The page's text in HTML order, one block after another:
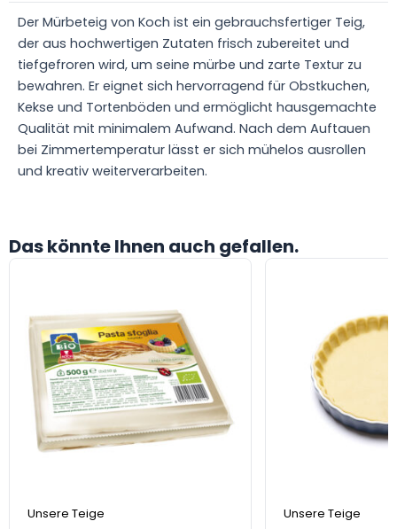
Der Mürbeteig von Koch ist ein gebrauchsfertiger Teig,
der aus hochwertigen Zutaten frisch zubereitet und
tiefgefroren wird, um seine mürbe und zarte Textur zu
bewahren. Er eignet sich hervorragend für Obstkuchen,
Kekse und Tortenböden und ermöglicht hausgemachte
Qualität mit minimalem Aufwand. Nach dem Auftauen
bei Zimmertemperatur lässt er sich mühelos ausrollen
und kreativ weiterverarbeiten.
Das könnte Ihnen auch gefallen.
Unsere Teige Unsere Teige